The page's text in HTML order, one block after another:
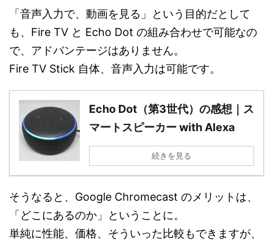
「音声入力で、動画を見る」という目的だとして
も、Fire TV と Echo Dot の組み合わせで可能なの
で、アドバンテージはありません。
Fire TV Stick 自体、音声入力は可能です。
Echo Dot（第3世代）の感想｜ス
マートスピーカー with Alexa
続きを見る
そうなると、Google Chromecast のメリットは、
「どこにあるのか」ということに。
単純に性能、価格、そういった比較もできますが、